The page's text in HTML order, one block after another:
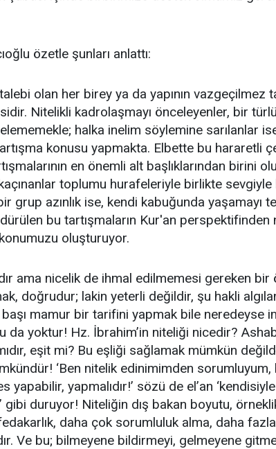
özetle şunları anlattı:
olan her birey ya da yapının vazgeçilmez
Nitelikli kadrolaşmayı önceleyenler, bir
halka inelim söylemine sarılanlar
konusu yapmakta. Elbette bu hararetli
en önemli alt başlıklarından birini
toplumu hurafeleriyle birlikte sevgiyle
grup azınlık ise, kendi kabuğunda yaşamayı
bu tartışmaların Kur'an perspektifinden
oluşturuyor.
ama nicelik de ihmal edilmemesi gereken bir
doğrudur; lakin yeterli değildir, şu hakli
mamur bir tarifini yapmak bile neredeyse
da yoktur! Hz. İbrahim’in niteliği nicedir?
eşit mi? Bu eşliği sağlamak mümkün
‘Ben nitelik edinimimden sorumluyum,
yapmalıdır!’ sözü de el’an ‘kendisiyle
gibi duruyor! Niteliğin dış bakan boyutu,
daha çok sorumluluk alma, daha
Ve bu; bilmeyene bildirmeyi, gelmeyene